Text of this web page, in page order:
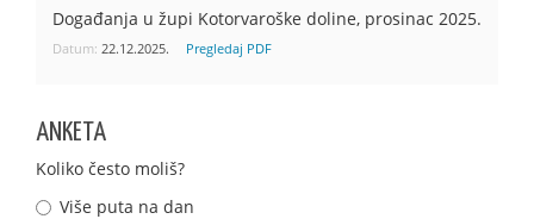
Događanja u župi Kotorvaroške doline, prosinac 2025.
Datum: 22.12.2025. Pregledaj PDF
ANKETA
Koliko često moliš?
Više puta na dan